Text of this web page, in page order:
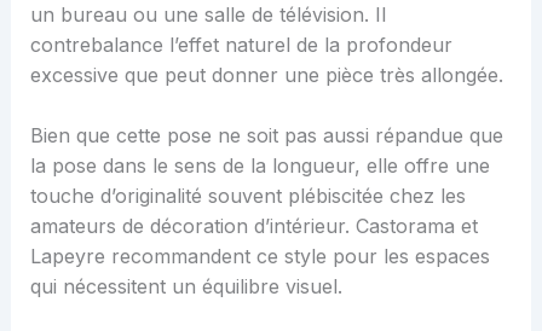
un bureau ou une salle de télévision. Il
contrebalance l’effet naturel de la profondeur
excessive que peut donner une pièce très allongée.
Bien que cette pose ne soit pas aussi répandue que
la pose dans le sens de la longueur, elle offre une
touche d’originalité souvent plébiscitée chez les
amateurs de décoration d’intérieur. Castorama et
Lapeyre recommandent ce style pour les espaces
qui nécessitent un équilibre visuel.